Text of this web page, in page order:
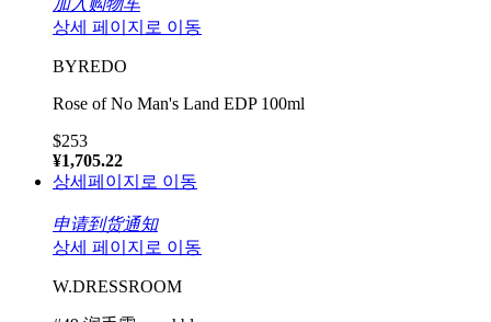
상세 페이지로 이동
BYREDO
Rose of No Man's Land EDP 100ml
$253
¥1,705.22
상세페이지로 이동
申请到货通知
상세 페이지로 이동
W.DRESSROOM